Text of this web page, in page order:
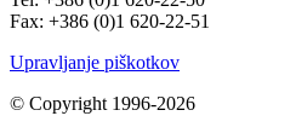
Fax: +386 (0)1 620-22-51
Upravljanje piškotkov
© Copyright 1996-2026